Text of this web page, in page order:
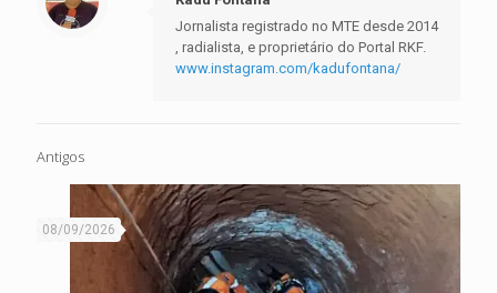
Jornalista registrado no MTE desde 2014
, radialista, e proprietário do Portal RKF.
www.instagram.com/kadufontana/
Antigos
08/09/2026